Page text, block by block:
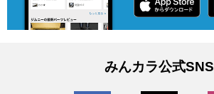
みんカラ公式SNS